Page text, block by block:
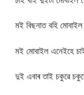
মই বিছনাত বহি
মই মোবাইল এনেইহে
দুই এবাৰ তাই চকুৱে